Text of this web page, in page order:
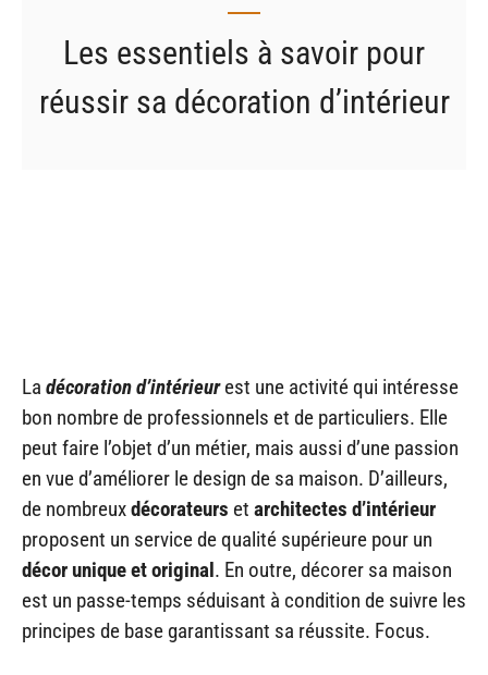
Les essentiels à savoir pour
réussir sa décoration d’intérieur
La décoration d’intérieurest une activité qui intéresse
bon nombre de professionnels et de particuliers. Elle
peut faire l’objet d’un métier, mais aussi d’une passion
en vue d’améliorer le design de sa maison. D’ailleurs,
de nombreuxdécorateurs et architectes d’intérieur
proposent un service de qualité supérieure pour un
décor unique et original. En outre, décorer sa maison
est un passe-temps séduisant à condition de suivre les
principes de base garantissant sa réussite. Focus.